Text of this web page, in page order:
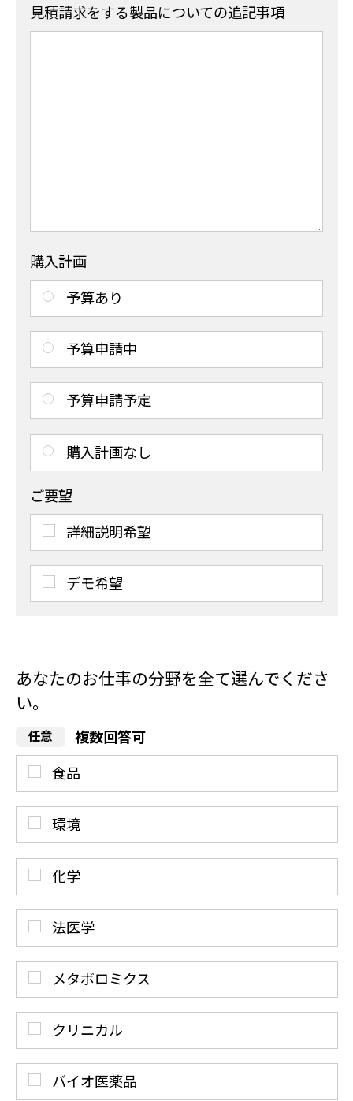
見積請求をする製品についての追記事項
購入計画
予算あり
予算申請中
予算申請予定
購入計画なし
ご要望
詳細説明希望
デモ希望
あなたのお仕事の分野を全て選んでくださ
い。
複数回答可
食品
環境
化学
法医学
メタボロミクス
クリニカル
バイオ医薬品